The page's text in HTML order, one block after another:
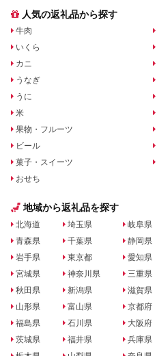
人気の返礼品から探す
牛肉
いくら
カニ
うなぎ
うに
米
果物・フルーツ
ビール
菓子・スイーツ
おせち
地域から返礼品を探す
北海道
青森県
岩手県
宮城県
秋田県
山形県
福島県
茨城県
埼玉県
千葉県
東京都
神奈川県
新潟県
富山県
石川県
福井県
岐阜県
静岡県
愛知県
三重県
滋賀県
京都府
大阪府
兵庫県